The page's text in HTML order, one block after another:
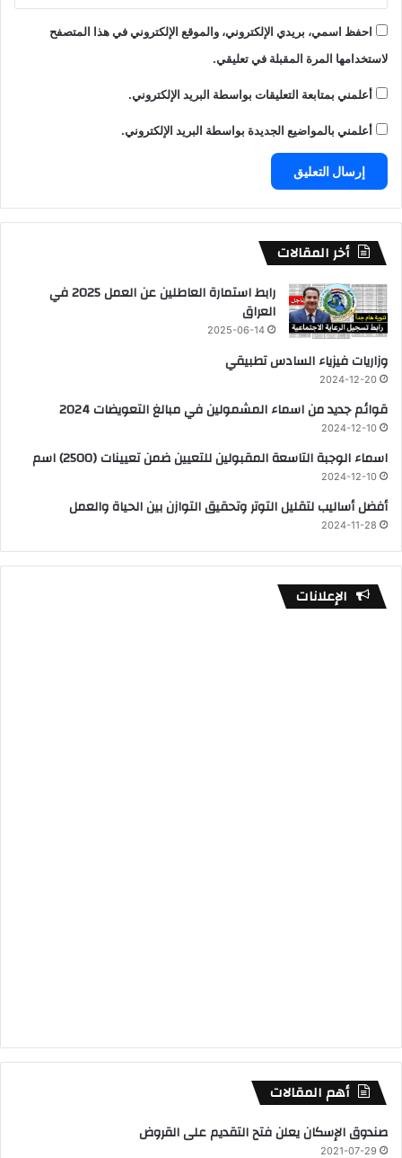
احفظ اسمي، بريدي الإلكتروني، والموقع الإلكتروني في هذا المتصفح
لاستخدامها المرة المقبلة في تعليقي.
أعلمني بمتابعة التعليقات بواسطة البريد الإلكتروني.
أعلمني بالمواضيع الجديدة بواسطة البريد الإلكتروني.
أخر المقالات
رابط استمارة العاطلين عن العمل 2025 في
العراق
2025-06-14
وزاريات فيزياء السادس تطبيقي
2024-12-20
قوائم جديد من اسماء المشمولين في مبالغ التعويضات 2024
2024-12-10
اسماء الوجبة التاسعة المقبولين للتعيين ضمن تعيينات (2500) اسم
2024-12-10
أفضل أساليب لتقليل التوتر وتحقيق التوازن بين الحياة والعمل
2024-11-28
الإعلانات
أهم المقالات
صندوق الإسكان يعلن فتح التقديم على القروض
2021-07-29